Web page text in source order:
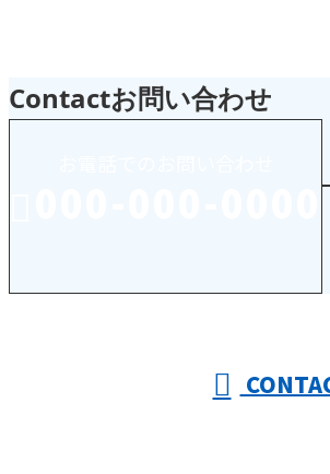
Contactお問い合わせ